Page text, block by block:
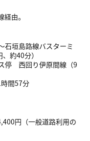
由。
石垣島路線バスターミ
約40分）
停 西回り伊原間線（9
間57分
円（一般道路利用の